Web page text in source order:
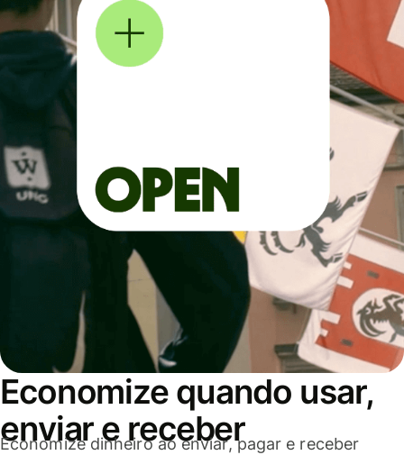
Economize quando usar,
enviar e receber
Economize dinheiro ao enviar, pagar e receber